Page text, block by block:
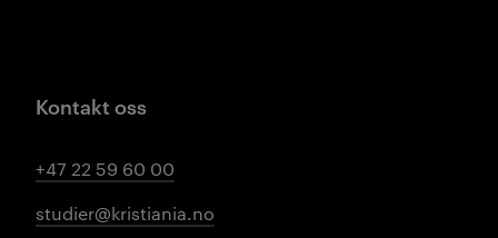
Kontakt oss
+47 22 59 60 00
studier@kristiania.no